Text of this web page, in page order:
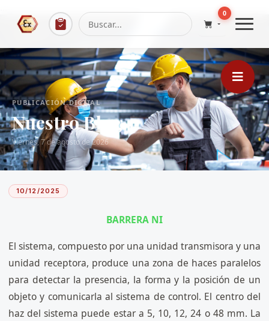
0
PUBLICACIÓN DIGITAL
Nuestro Blog
Viernes, 7 de agosto de 2026
10/12/2025
BARRERA NI
El sistema, compuesto por una unidad transmisora ​​y una
unidad receptora, produce una zona de haces paralelos
para detectar la presencia, la forma y la posición de un
objeto y comunicarla al sistema de control. El centro del
haz del sistema puede estar a 5, 10, 12, 24 o 48 mm. La